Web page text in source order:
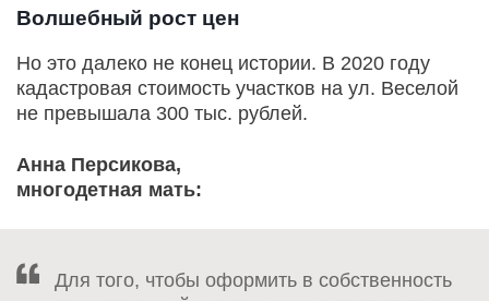
Волшебный рост цен
Но это далеко не конец истории. В 2020 году
кадастровая стоимость участков на ул. Веселой
не превышала 300 тыс. рублей.
Анна Персикова,
многодетная мать:
Для того, чтобы оформить в собственность